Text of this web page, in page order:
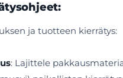
ja tuotteen kierrätys:
: Lajittele